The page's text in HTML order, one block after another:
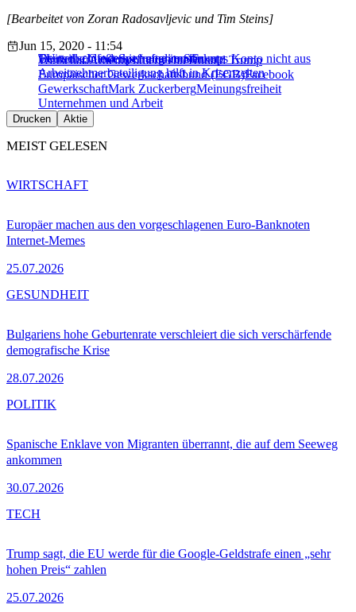
[Bearbeitet von Zoran Radosavljevic und Tim Steins]
Twitter schließt Sperrung von Trumps Konto nicht aus
Deutsche Gewerkschafterin: Stärkere
Arbeitnehmerbeteiligung hilft in Krisenzeiten
EU will „Infodemie“ eindämmen
Jun 15, 2020 - 11:54
WirtschaftArbeitnehmerrechteDonald Trump
Europäischer Gewerkschaftsbund (EGB)Facebook
GewerkschaftMark ZuckerbergMeinungsfreiheit
Unternehmen und Arbeit
Drucken Aktie
MEIST GELESEN
Europäer machen aus den vorgeschlagenen Euro-Banknoten
Internet-Memes
25.07.2026
WIRTSCHAFT
Bulgariens hohe Geburtenrate verschleiert die sich verschärfende
demografische Krise
28.07.2026
GESUNDHEIT
Spanische Enklave von Migranten überrannt, die auf dem Seeweg
ankommen
30.07.2026
POLITIK
Trump sagt, die EU werde für die Google-Geldstrafe einen „sehr
hohen Preis“ zahlen
25.07.2026
TECH